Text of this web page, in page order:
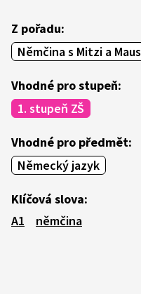
Z pořadu:
Němčina s Mitzi a Maus
Vhodné pro stupeň:
1. stupeň ZŠ
Vhodné pro předmět:
Německý jazyk
Klíčová slova:
A1
němčina